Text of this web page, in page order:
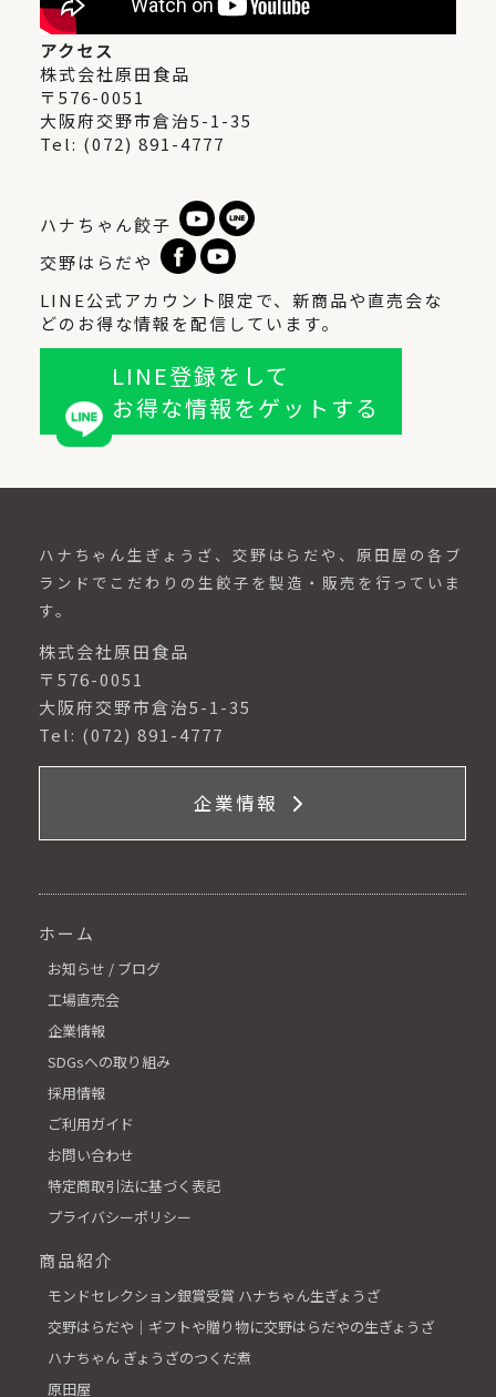
アクセス
株式会社原田食品
〒576-0051
大阪府交野市倉治5-1-35
Tel: (072) 891-4777
ハナちゃん餃子
交野はらだや
LINE公式アカウント限定で、新商品や直売会な
どのお得な情報を配信しています。
LINE登録をして
お得な情報をゲットする
ハナちゃん生ぎょうざ、交野はらだや、原田屋の各ブ
ランドでこだわりの生餃子を製造・販売を行っていま
す。
株式会社原田食品
〒576-0051
大阪府交野市倉治5-1-35
Tel: (072) 891-4777
企業情報
ホーム
お知らせ / ブログ
工場直売会
企業情報
SDGsへの取り組み
採用情報
ご利用ガイド
お問い合わせ
特定商取引法に基づく表記
プライバシーポリシー
商品紹介
モンドセレクション銀賞受賞 ハナちゃん生ぎょうざ
交野はらだや│ギフトや贈り物に交野はらだやの生ぎょうざ
ハナちゃん ぎょうざのつくだ煮
原田屋